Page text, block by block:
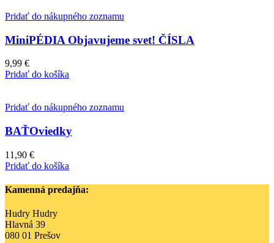
Pridať do nákupného zoznamu
MiniPÉDIA Objavujeme svet! ČÍSLA
9,99 €
Pridať do košíka
Pridať do nákupného zoznamu
BAŤOviedky
11,90 €
Pridať do košíka
Kamenná predajňa:
Hudry Hudry
Hlavná 39
080 01 Prešov